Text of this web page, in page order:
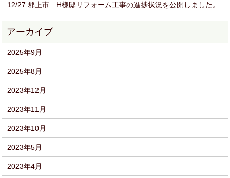
12/27 郡上市 H様邸リフォーム工事の進捗状況を公開しました。
2025年9月
2025年8月
2023年12月
2023年11月
2023年10月
2023年5月
2023年4月